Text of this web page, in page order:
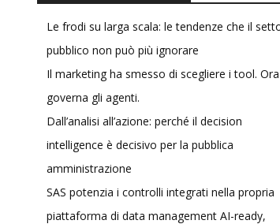
Le frodi su larga scala: le tendenze che il
pubblico non può più ignorare
Il marketing ha smesso di scegliere i tool. Ora
governa gli agenti.
Dall’analisi all’azione: perché il decision
intelligence è decisivo per la pubblica
amministrazione
SAS potenzia i controlli integrati nella propria
piattaforma di data management AI-ready,